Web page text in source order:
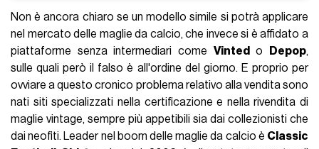
Non è ancora chiaro se un modello simile si potrà applicare
nel mercato delle maglie da calcio, che invece si è affidato a
piattaforme senza intermediari come Vinted o Depop,
sulle quali però il falso è all'ordine del giorno. E proprio per
ovviare a questo cronico problema relativo alla vendita sono
nati siti specializzati nella certificazione e nella rivendita di
maglie vintage, sempre più appetibili sia dai collezionisti che
dai neofiti. Leader nel boom delle maglie da calcio è Classic